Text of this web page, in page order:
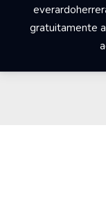
gratuitamente